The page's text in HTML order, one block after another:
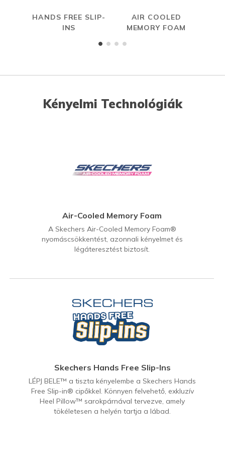
HANDS FREE SLIP-
INS
AIR COOLED
MEMORY FOAM
Kényelmi Technológiák
Air-Cooled Memory Foam
A Skechers Air-Cooled Memory Foam®
nyomáscsökkentést, azonnali kényelmet és
légáteresztést biztosít.
Skechers Hands Free Slip-Ins
LÉPJ BELE™ a tiszta kényelembe a Skechers Hands
Free Slip-in® cipőkkel. Könnyen felvehető, exkluzív
Heel Pillow™ sarokpárnával tervezve, amely
tökéletesen a helyén tartja a lábad.